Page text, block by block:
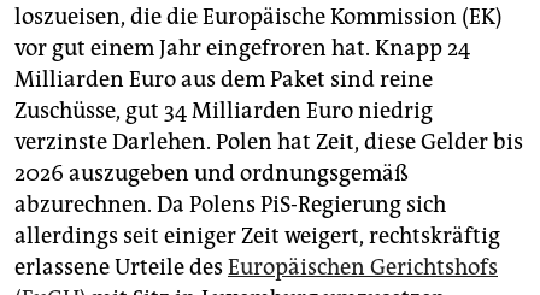
loszueisen, die die Europäische Kommission (EK)
vor gut einem Jahr eingefroren hat. Knapp 24
Milliarden Euro aus dem Paket sind reine
Zuschüsse, gut 34 Milliarden Euro niedrig
verzinste Darlehen. Polen hat Zeit, diese Gelder bis
2026 auszugeben und ordnungsgemäß
abzurechnen. Da Polens PiS-Regierung sich
allerdings seit einiger Zeit weigert, rechtskräftig
erlassene Urteile des Europäischen Gerichtshofs